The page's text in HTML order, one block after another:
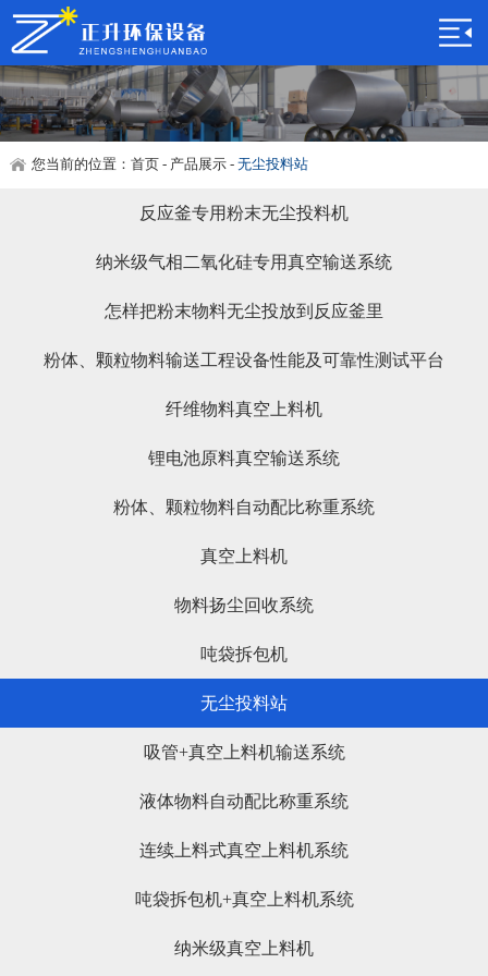
您当前的位置： 首页 - 产品展示- 无尘投料站
反应釜专用粉末无尘投料机
纳米级气相二氧化硅专用真空输送系统
怎样把粉末物料无尘投放到反应釜里
粉体、颗粒物料输送工程设备性能及可靠性测试平台
纤维物料真空上料机
锂电池原料真空输送系统
粉体、颗粒物料自动配比称重系统
真空上料机
物料扬尘回收系统
吨袋拆包机
无尘投料站
吸管+真空上料机输送系统
液体物料自动配比称重系统
连续上料式真空上料机系统
吨袋拆包机+真空上料机系统
纳米级真空上料机